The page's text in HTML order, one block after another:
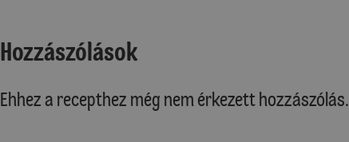
Hozzászólások
Ehhez a recepthez még nem érkezett hozzászólás.